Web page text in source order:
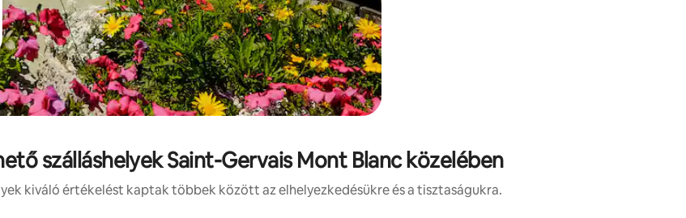
szálláshelyek Saint-Gervais Mont Blanc közelében
kiváló értékelést kaptak többek között az elhelyezkedésükre és a tisztaságukra.